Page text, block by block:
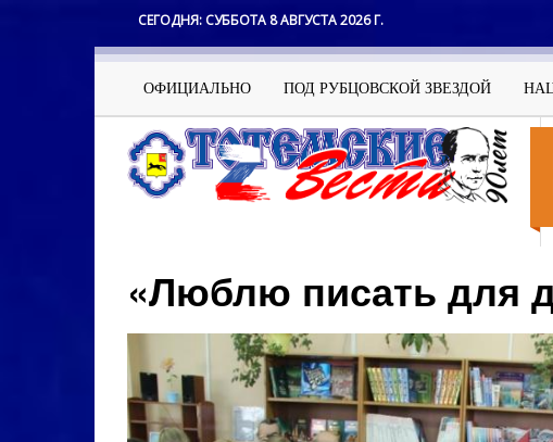
СЕГОДНЯ: СУББОТА 8 АВГУСТА 2026 Г.
Основная
навигация
ОФИЦИАЛЬНО ПОД РУБЦОВСКОЙ ЗВЕЗДОЙ
«Люблю писать для